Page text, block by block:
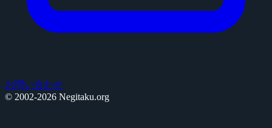
お問い合わせ
© 2002-2026 Negitaku.org